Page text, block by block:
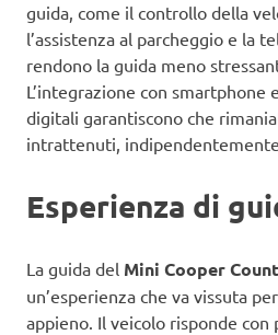
guida, come il controllo della
l’assistenza al parcheggio e la
rendono la guida meno
L’integrazione con smartphone
digitali garantiscono che
intrattenuti,
Esperienza di
La guida del Mini Cooper
un’esperienza che va vissuta
appieno. Il veicolo risponde con